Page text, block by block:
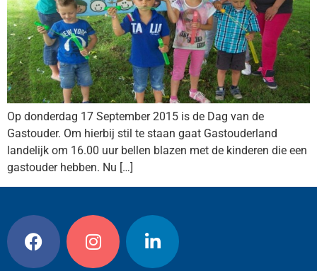
Op donderdag 17 September 2015 is de Dag van de
Gastouder. Om hierbij stil te staan gaat Gastouderland
landelijk om 16.00 uur bellen blazen met de kinderen die een
gastouder hebben. Nu […]